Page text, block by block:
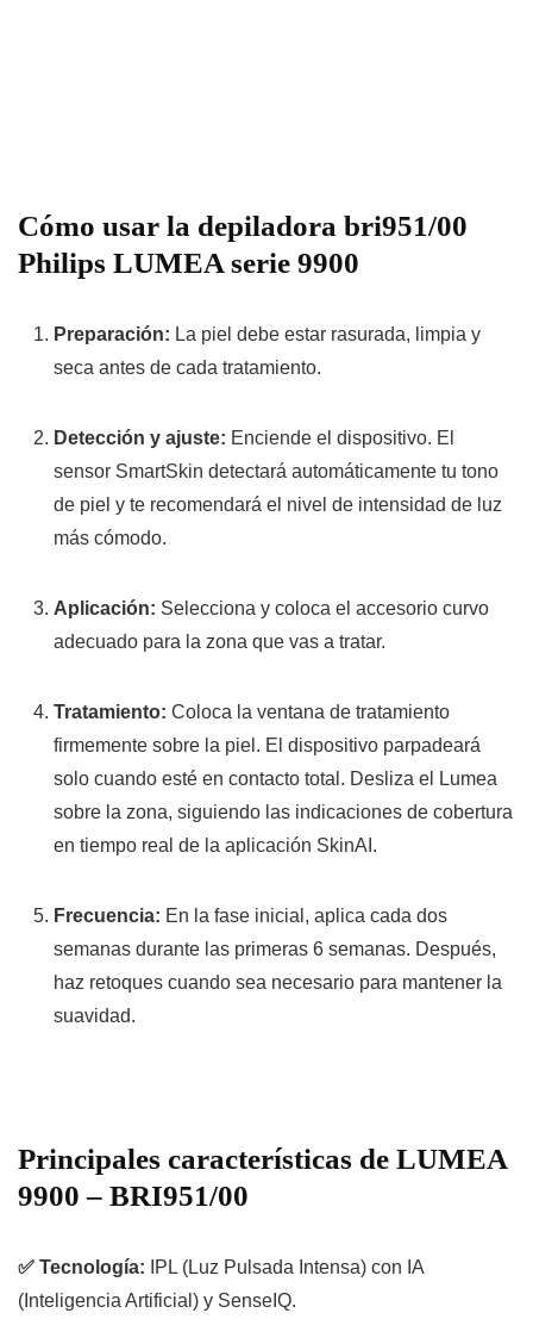
Cómo usar la depiladora bri951/00
Philips LUMEA serie 9900
Preparación: La piel debe estar rasurada, limpia y
seca antes de cada tratamiento.
Detección y ajuste: Enciende el dispositivo. El
sensor SmartSkin detectará automáticamente tu tono
de piel y te recomendará el nivel de intensidad de luz
más cómodo.
Aplicación: Selecciona y coloca el accesorio curvo
adecuado para la zona que vas a tratar.
Tratamiento: Coloca la ventana de tratamiento
firmemente sobre la piel. El dispositivo parpadeará
solo cuando esté en contacto total. Desliza el Lumea
sobre la zona, siguiendo las indicaciones de cobertura
en tiempo real de la aplicación SkinAI .
Frecuencia: En la fase inicial, aplica cada dos
semanas durante las primeras 6 semanas. Después,
haz retoques cuando sea necesario para mantener la
suavidad.
Principales características de LUMEA
9900 – BRI951/00
✅ Tecnología: IPL (Luz Pulsada Intensa) con IA
(Inteligencia Artificial) y SenseIQ.